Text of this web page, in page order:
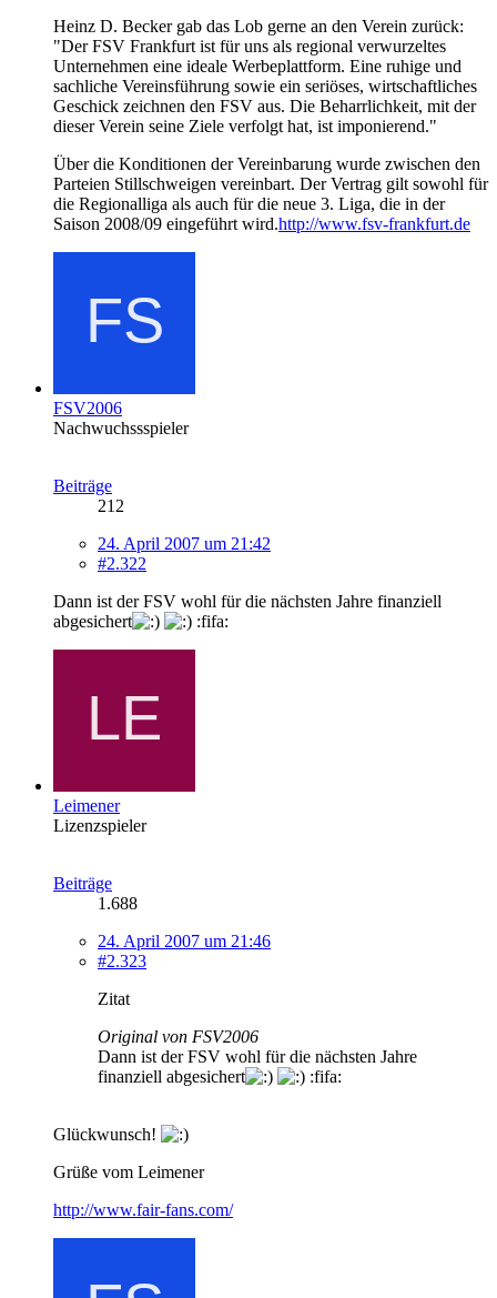
Heinz D. Becker gab das Lob gerne an den Verein zurück:
"Der FSV Frankfurt ist für uns als regional verwurzeltes
Unternehmen eine ideale Werbeplattform. Eine ruhige und
sachliche Vereinsführung sowie ein seriöses, wirtschaftliches
Geschick zeichnen den FSV aus. Die Beharrlichkeit, mit der
dieser Verein seine Ziele verfolgt hat, ist imponierend."
Über die Konditionen der Vereinbarung wurde zwischen den
Parteien Stillschweigen vereinbart. Der Vertrag gilt sowohl für
die Regionalliga als auch für die neue 3. Liga, die in der
Saison 2008/09 eingeführt wird.http://www.fsv-frankfurt.de
FSV2006
Nachwuchssspieler
Beiträge
212
24. April 2007 um 21:42
#2.322
Dann ist der FSV wohl für die nächsten Jahre finanziell
abgesichert
:fifa:
Leimener
Lizenzspieler
Beiträge
1.688
24. April 2007 um 21:46
#2.323
Zitat
Original von FSV2006
Dann ist der FSV wohl für die nächsten Jahre
finanziell abgesichert
:fifa:
Glückwunsch!
Grüße vom Leimener
http://www.fair-fans.com/